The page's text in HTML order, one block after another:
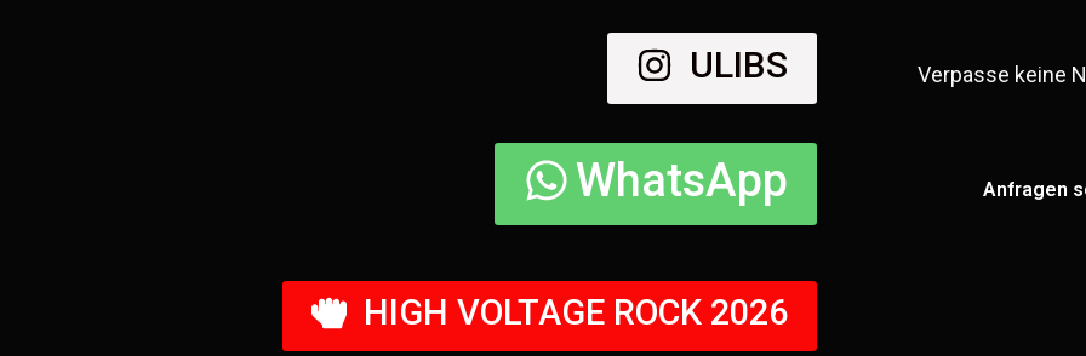
ULIBS Verpasse keine
WhatsApp Anfragen
HIGH VOLTAGE ROCK 2026